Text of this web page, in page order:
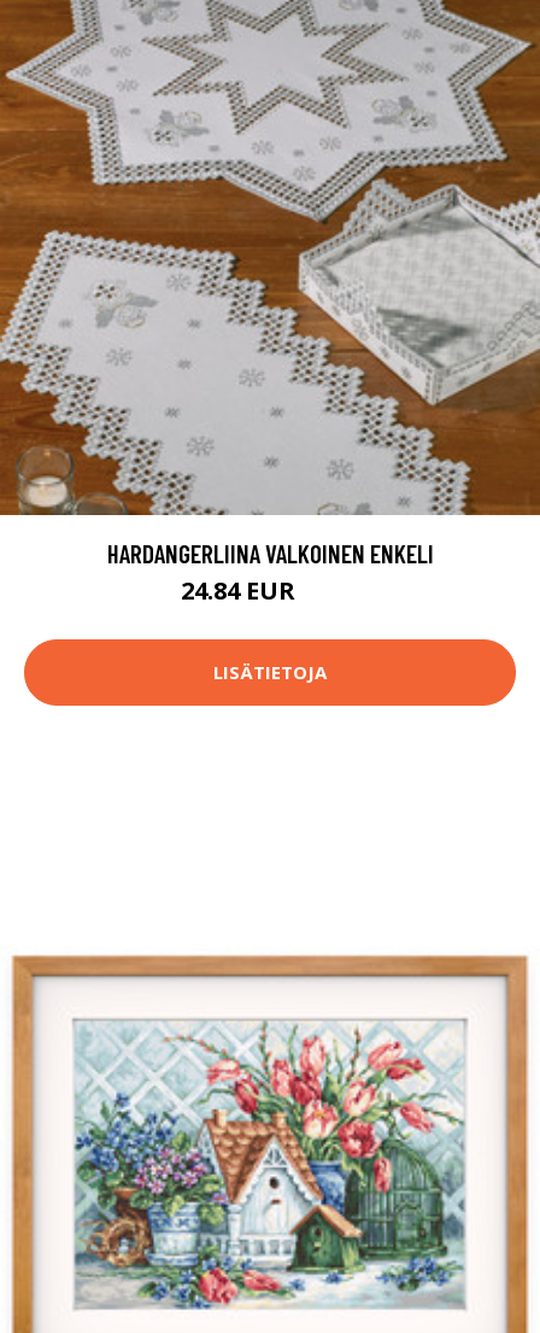
HARDANGERLIINA VALKOINEN ENKELI
24.84 EUR
LISÄTIETOJA